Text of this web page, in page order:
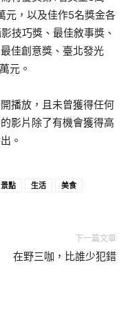
元，以及佳作5名獎金各
技巧獎、最佳敘事獎、
佳創意獎、臺北發光
元。
播放，且未曾獲得任何
影片除了有機會獲得高
。
景點 生活
美食
下一篇文章
在野三咖，比誰少犯錯